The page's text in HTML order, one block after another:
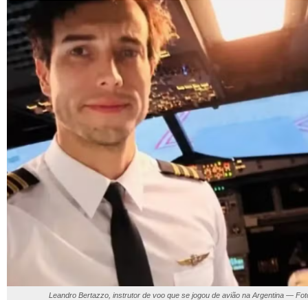
Leandro Bertazzo, instrutor de voo que se jogou de avião na Argentina —